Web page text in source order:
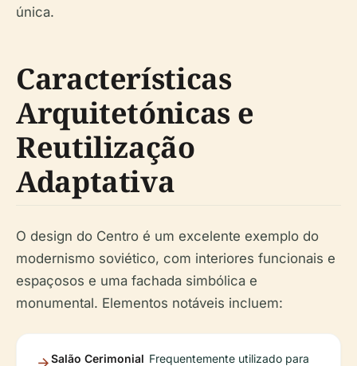
única.
Características
Arquitetónicas e
Reutilização
Adaptativa
O design do Centro é um excelente exemplo do
modernismo soviético, com interiores funcionais e
espaçosos e uma fachada simbólica e
monumental. Elementos notáveis incluem:
Salão Cerimonial Frequentemente utilizado para